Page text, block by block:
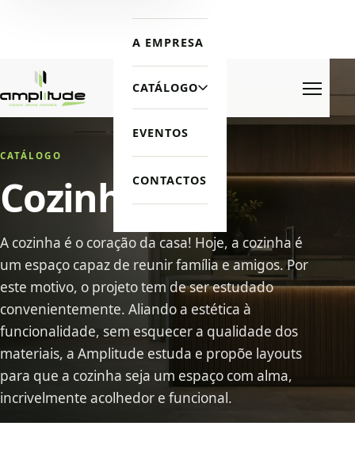
A EMPRESA
CATÁLOGO
EVENTOS
CONTACTOS
CATÁLOGO
Cozinhas
A cozinha é o coração da casa! Hoje, a cozinha é
um espaço capaz de reunir família e amigos. Por
este motivo, o projeto tem de ser estudado
convenientemente. Aliando a estética à
funcionalidade, sem esquecer a qualidade dos
materiais, a Amplitude estuda e propõe layouts
para que a cozinha seja um espaço com alma,
incrivelmente acolhedor e funcional.